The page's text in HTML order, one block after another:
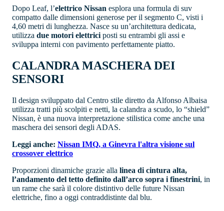
Dopo Leaf, l’elettrico Nissan esplora una formula di suv
compatto dalle dimensioni generose per il segmento C, visti i
4,60 metri di lunghezza. Nasce su un’architettura dedicata,
utilizza due motori elettrici posti su entrambi gli assi e
sviluppa interni con pavimento perfettamente piatto.
CALANDRA MASCHERA DEI
SENSORI
Il design sviluppato dal Centro stile diretto da Alfonso Albaisa
utilizza tratti più scolpiti e netti, la calandra a scudo, lo “shield”
Nissan, è una nuova interpretazione stilistica come anche una
maschera dei sensori degli ADAS.
Leggi anche: Nissan IMQ, a Ginevra l'altra visione sul
crossover elettrico
Proporzioni dinamiche grazie alla linea di cintura alta,
l’andamento del tetto definito dall’arco sopra i finestrini, in
un rame che sarà il colore distintivo delle future Nissan
elettriche, fino a oggi contraddistinte dal blu.